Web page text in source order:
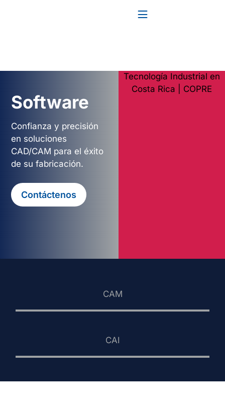
Software
Confianza y precisión
en soluciones
CAD/CAM para el éxito
de su fabricación.
Contáctenos
CAM
CAI